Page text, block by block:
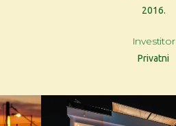
2016.
Investitor
Privatni